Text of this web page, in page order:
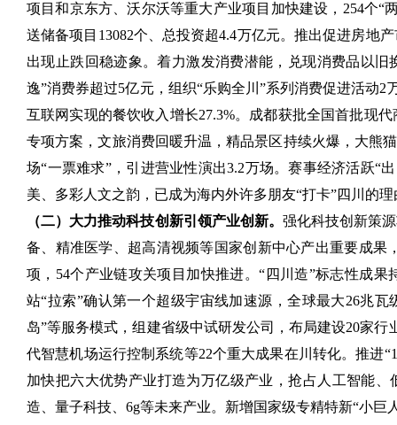
项目和京东方、沃尔沃等重大产业项目加快建设，254个“
送储备项目13082个、总投资超4.4万亿元。推出促进房地
出现止跌回稳迹象。着力激发消费潜能，兑现消费品以
逸”消费券超过5亿元，组织“乐购全川”系列消费促进活动
互联网实现的餐饮收入增长27.3%。成都获批全国首批现
专项方案，文旅消费回暖升温，精品景区持续火爆，大熊
场“一票难求”，引进营业性演出3.2万场。赛事经济活跃“
美、多彩人文之韵，已成为海内外许多朋友“打卡”四川的
（二）大力推动科技创新引领产业创新。强化科技创新策
备、精准医学、超高清视频等国家创新中心产出重要成果
项，54个产业链攻关项目加快推进。“四川造”标志性成
站“拉索”确认第一个超级宇宙线加速源，全球最大26兆
岛”等服务模式，组建省级中试研发公司，布局建设20家
代智慧机场运行控制系统等22个重大成果在川转化。推进
加快把六大优势产业打造为万亿级产业，抢占人工智能
造、量子科技、6g等未来产业。新增国家级专精特新“小